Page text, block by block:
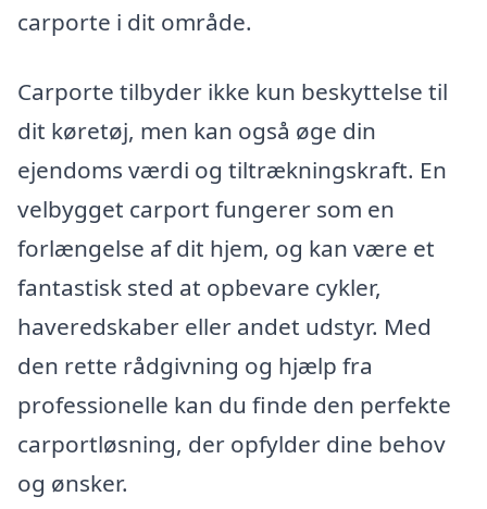
carporte i dit område.
Carporte tilbyder ikke kun beskyttelse til
dit køretøj, men kan også øge din
ejendoms værdi og tiltrækningskraft. En
velbygget carport fungerer som en
forlængelse af dit hjem, og kan være et
fantastisk sted at opbevare cykler,
haveredskaber eller andet udstyr. Med
den rette rådgivning og hjælp fra
professionelle kan du finde den perfekte
carportløsning, der opfylder dine behov
og ønsker.